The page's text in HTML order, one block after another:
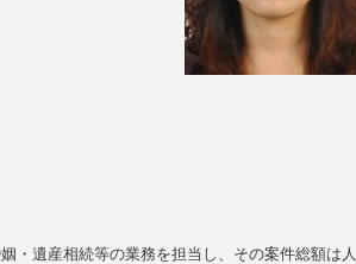
・遺産相続等の業務を担当し、その案件総額は人